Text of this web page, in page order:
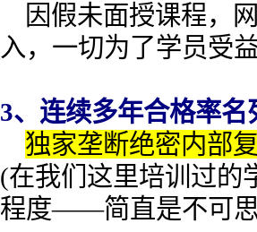
因假未面授课程，
入，一切为了学员受
3、连续多年合格率名
独家垄断绝密内部
(在我们这里培训过的
程度——简直是不可